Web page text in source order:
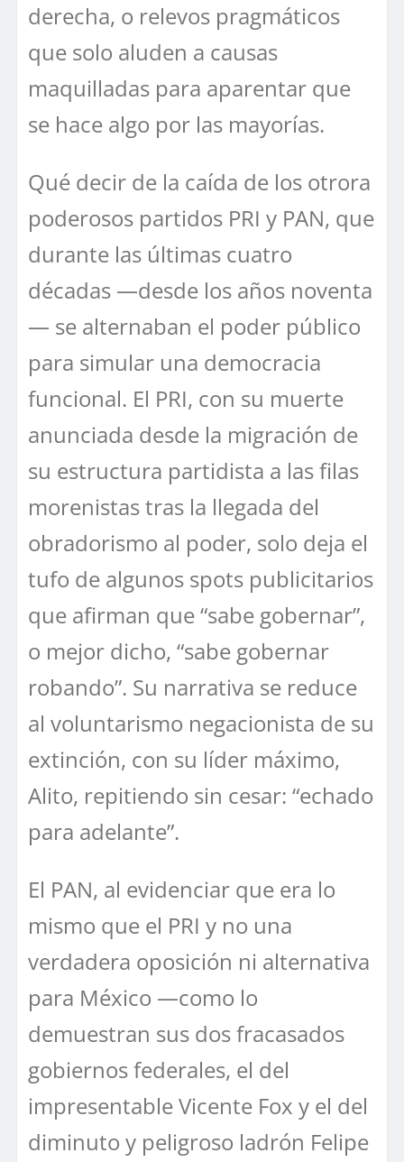
derecha, o relevos pragmáticos
que solo aluden a causas
maquilladas para aparentar que
se hace algo por las mayorías.
Qué decir de la caída de los otrora
poderosos partidos PRI y PAN, que
durante las últimas cuatro
décadas —desde los años noventa
— se alternaban el poder público
para simular una democracia
funcional. El PRI, con su muerte
anunciada desde la migración de
su estructura partidista a las filas
morenistas tras la llegada del
obradorismo al poder, solo deja el
tufo de algunos spots publicitarios
que afirman que “sabe gobernar”,
o mejor dicho, “sabe gobernar
robando”. Su narrativa se reduce
al voluntarismo negacionista de su
extinción, con su líder máximo,
Alito, repitiendo sin cesar: “echado
para adelante”.
El PAN, al evidenciar que era lo
mismo que el PRI y no una
verdadera oposición ni alternativa
para México —como lo
demuestran sus dos fracasados
gobiernos federales, el del
impresentable Vicente Fox y el del
diminuto y peligroso ladrón Felipe